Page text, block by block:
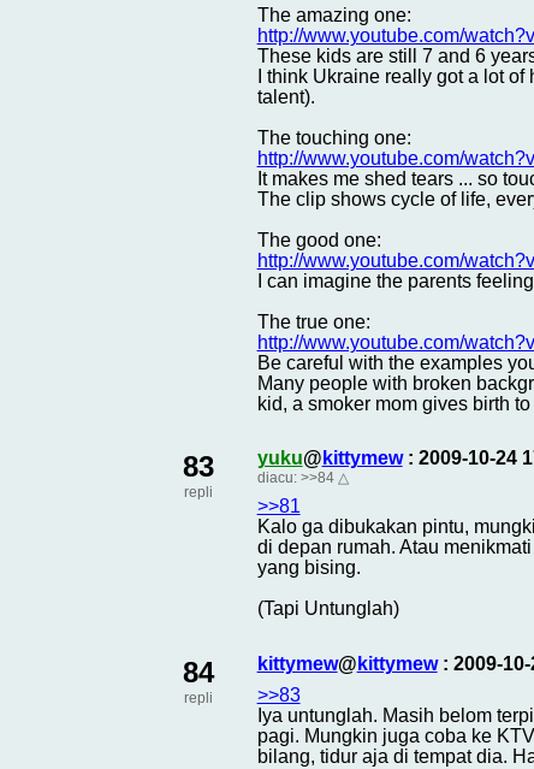
The amazing one:
http://www.youtube.com/
These kids are still 7 and 6
I think Ukraine really got a lot
talent).
The touching one:
http://www.youtube.com/
It makes me shed tears ... so
The clip shows cycle of life,
The good one:
http://www.youtube.com/
I can imagine the parents
The true one:
http://www.youtube.com/
Be careful with the examples
Many people with broken
kid, a smoker mom gives birth
83
repli
yuku@ kittymew: 2009-10-24
diacu: >>84 △
>>81
Kalo ga dibukakan pintu,
di depan rumah. Atau
yang bising.
(Tapi Untunglah)
84
repli
kittymew@ kittymew: 2009-10-
>>83
Iya untunglah. Masih belom
pagi. Mungkin juga coba ke
bilang, tidur aja di tempat dia.